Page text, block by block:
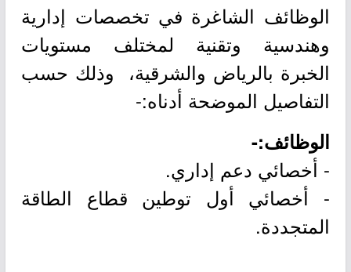
الوظائف الشاغرة في تخصصات إدارية
وهندسية وتقنية لمختلف مستويات
الخبرة بالرياض والشرقية، وذلك حسب
التفاصيل الموضحة أدناه:-
الوظائف:-
- أخصائي دعم إداري.
- أخصائي أول توطين قطاع الطاقة
المتجددة.